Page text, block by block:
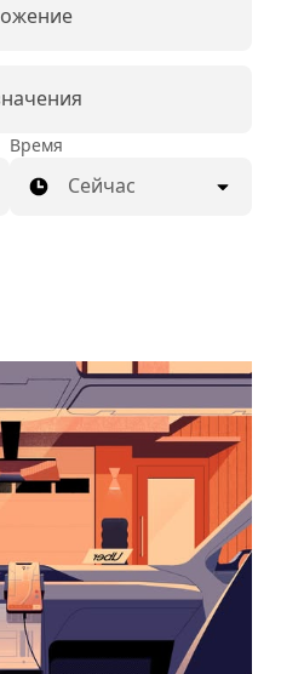
Время
Сейчас